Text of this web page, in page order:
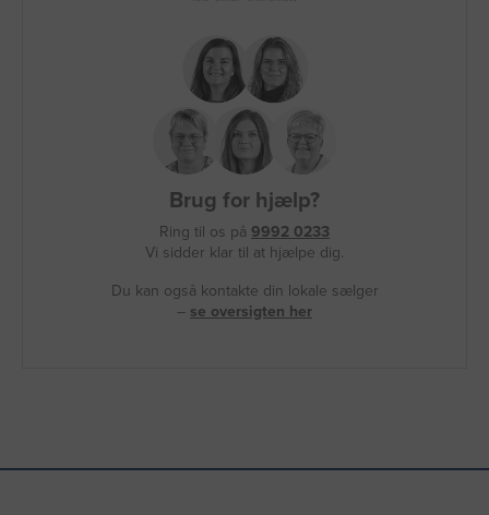
Brug for hjælp?
Ring til os på 9992 0233
Vi sidder klar til at hjælpe dig.
Du kan også kontakte din lokale sælger
– se oversigten her